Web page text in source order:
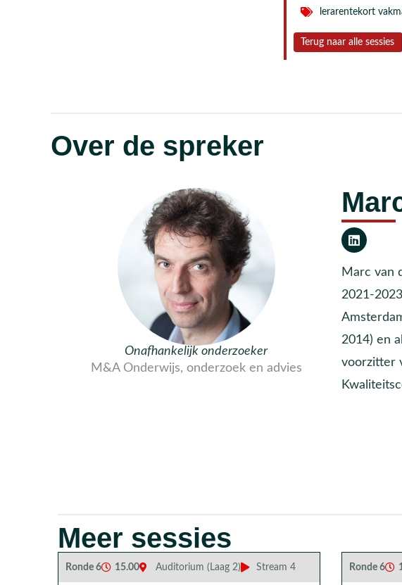
lerarentekort
Terug naar alle sessies
Over de spreker
Onafhankelijk onderzoeker
M&A Onderwijs, onderzoek en advies
Marc van
2021-
2014) en
voorzitter
Meer sessies
Ronde 6 15.00 Auditorium (Laag 2) Stream 4 Ronde 6